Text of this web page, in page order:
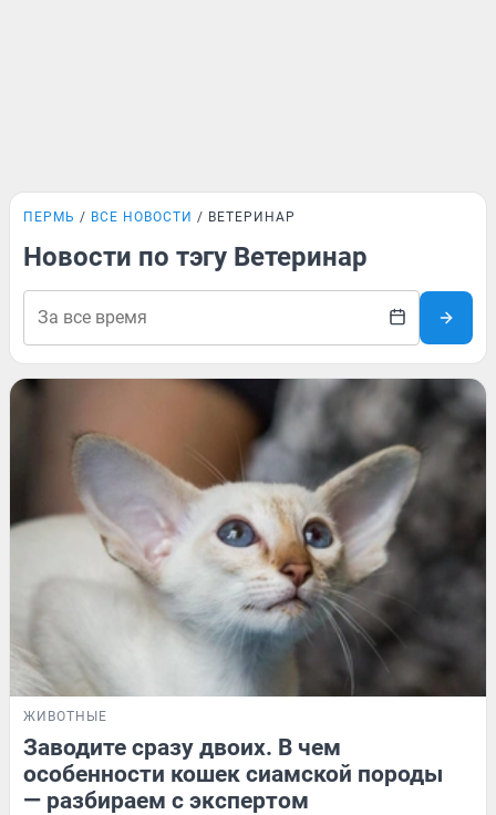
ПЕРМЬ ВСЕ НОВОСТИ ВЕТЕРИНАР
Новости по тэгу Ветеринар
ЖИВОТНЫЕ
Заводите сразу двоих. В чем
особенности кошек сиамской породы
— разбираем с экспертом